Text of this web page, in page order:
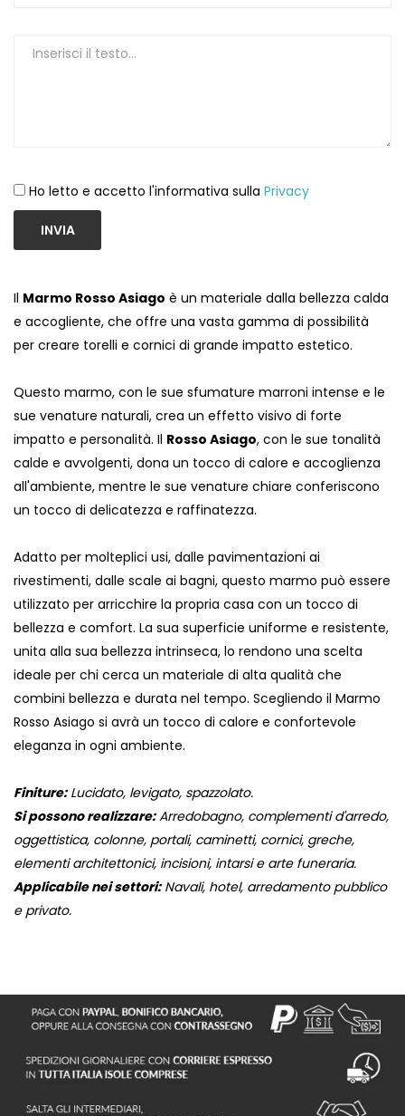
Ho letto e accetto l'informativa sulla Privacy
INVIA
Il Marmo Rosso Asiago è un materiale dalla bellezza calda
e accogliente, che offre una vasta gamma di possibilità
per creare torelli e cornici di grande impatto estetico.
Questo marmo, con le sue sfumature marroni intense e le
sue venature naturali, crea un effetto visivo di forte
impatto e personalità. Il Rosso Asiago, con le sue tonalità
calde e avvolgenti, dona un tocco di calore e accoglienza
all'ambiente, mentre le sue venature chiare conferiscono
un tocco di delicatezza e raffinatezza.
Adatto per molteplici usi, dalle pavimentazioni ai
rivestimenti, dalle scale ai bagni, questo marmo può essere
utilizzato per arricchire la propria casa con un tocco di
bellezza e comfort. La sua superficie uniforme e resistente,
unita alla sua bellezza intrinseca, lo rendono una scelta
ideale per chi cerca un materiale di alta qualità che
combini bellezza e durata nel tempo. Scegliendo il Marmo
Rosso Asiago si avrà un tocco di calore e confortevole
eleganza in ogni ambiente.
Finiture:Lucidato, levigato, spazzolato.
Si possono realizzare:Arredobagno, complementi d'arredo,
oggettistica, colonne, portali, caminetti, cornici, greche,
elementi architettonici, incisioni, intarsi e arte funeraria.
Applicabile nei settori:Navali, hotel, arredamento pubblico
e privato.